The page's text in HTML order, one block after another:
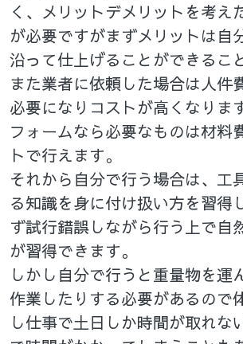
く、メリットデメリットを考え
が必要ですがまずメリットは自
沿って仕上げることができるこ
また業者に依頼した場合は人件
必要になりコストが高くなりま
フォームなら必要なものは材料
トで行えます。
それから自分で行う場合は、工
る知識を身に付け扱い方を習得
ず試行錯誤しながら行う上で自
が習得できます。
しかし自分で行うと重量物を運
作業したりする必要があるので
し仕事で土日しか時間が取れな